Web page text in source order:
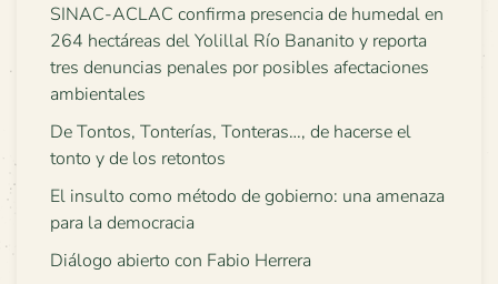
SINAC-ACLAC confirma presencia de humedal en
264 hectáreas del Yolillal Río Bananito y reporta
tres denuncias penales por posibles afectaciones
ambientales
De Tontos, Tonterías, Tonteras…, de hacerse el
tonto y de los retontos
El insulto como método de gobierno: una amenaza
para la democracia
Diálogo abierto con Fabio Herrera